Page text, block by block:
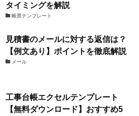
タイミングを解説
帳票テンプレート
見積書のメールに対する返信は？
【例文あり】ポイントを徹底解説
メール
工事台帳エクセルテンプレート
【無料ダウンロード】おすすめ5